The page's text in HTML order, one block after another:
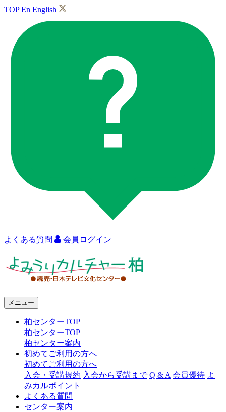
TOP En English
よくある質問 会員ログイン
ャ
メニュー
柏センターTOP
柏センターTOP
柏センター案内
初めてご利用の方へ
初めてご利用の方へ
入会・受講規約 入会から受講まで Q & A 会員優待 よ
みカルポイント
よくある質問
センター案内